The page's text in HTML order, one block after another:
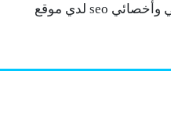
محرر صحفي وأخصائي seo لدي موقع